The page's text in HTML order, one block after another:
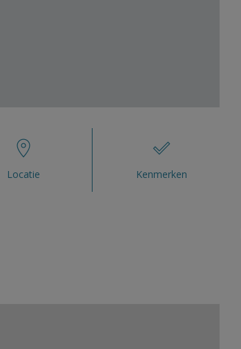
Locatie Kenmerken